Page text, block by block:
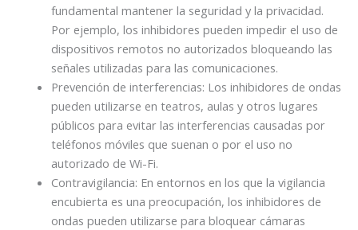
fundamental mantener la seguridad y la privacidad.
Por ejemplo, los inhibidores pueden impedir el uso de
dispositivos remotos no autorizados bloqueando las
señales utilizadas para las comunicaciones.
Prevención de interferencias: Los inhibidores de ondas
pueden utilizarse en teatros, aulas y otros lugares
públicos para evitar las interferencias causadas por
teléfonos móviles que suenan o por el uso no
autorizado de Wi-Fi.
Contravigilancia: En entornos en los que la vigilancia
encubierta es una preocupación, los inhibidores de
ondas pueden utilizarse para bloquear cámaras